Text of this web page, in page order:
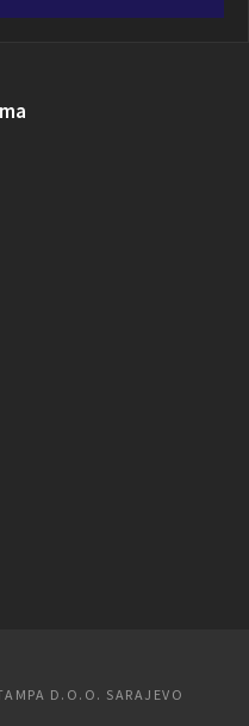
D.O.O. SARAJEVO